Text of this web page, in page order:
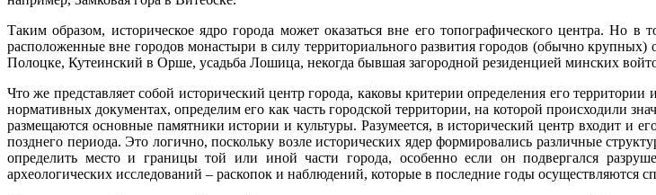
Таким образом, историческое ядро города может оказаться вне его топографического центра. Но
расположенные вне городов монастыри в силу территориального развития городов (обычно
Полоцке, Кутеинский в Орше, усадьба Лошица, некогда бывшая загородной резиденцией минских
Что же представляет собой исторический центр города, каковы критерии определения его
нормативных документах, определим его как часть городской территории, на которой происходили
размещаются основные памятники истории и культуры. Разумеется, в исторический центр входит и
позднего периода. Это логично, поскольку возле исторических ядер формировались различные
определить место и границы той или иной части города, особенно если он подвергался
археологических исследований – раскопок и наблюдений, которые в последние годы осуществляются